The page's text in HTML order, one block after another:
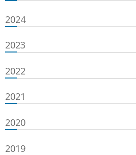
2024
2023
2022
2021
2020
2019